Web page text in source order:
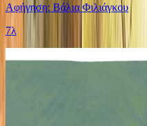
Αφήγηση: Βάλια Φιλιάγκου
7λ